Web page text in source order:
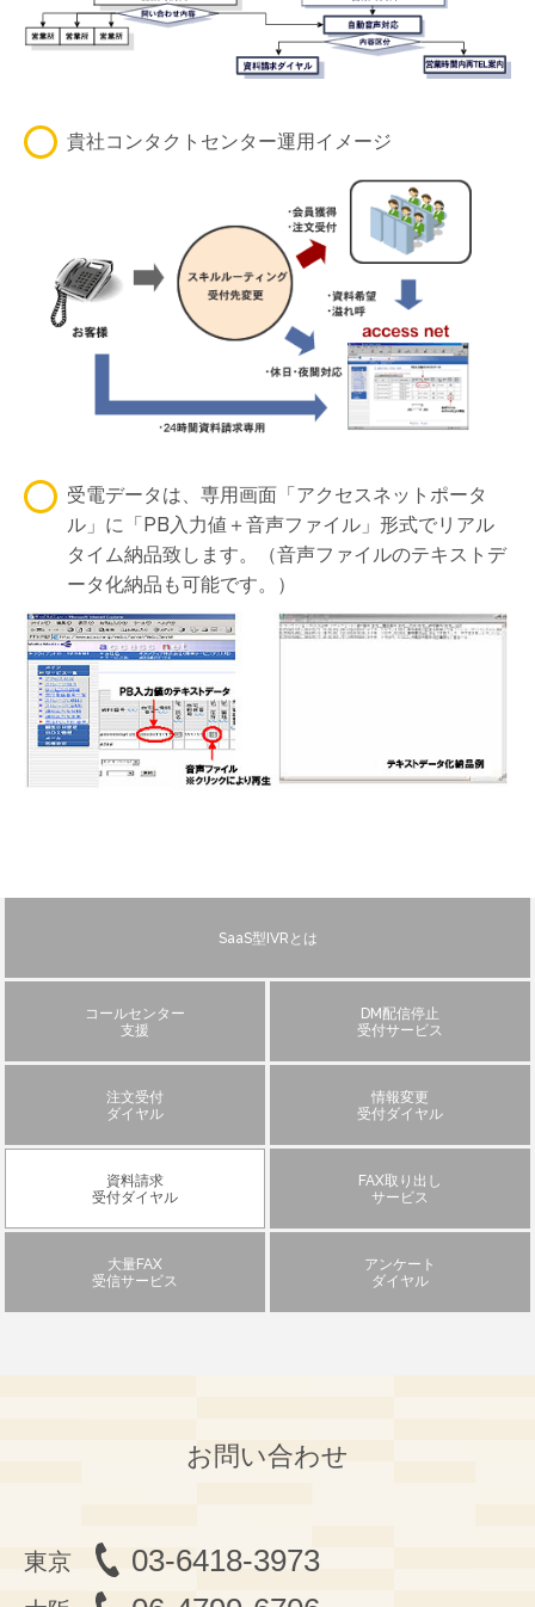
貴社コンタクトセンター運用イメージ
受電データは、専用画面「アクセスネットポータ
ル」に「PB入力値＋音声ファイル」形式でリアル
タイム納品致します。（音声ファイルのテキストデ
ータ化納品も可能です。）
SaaS型IVRとは
コールセンター
支援
DM配信停止
受付サービス
注文受付
ダイヤル
情報変更
受付ダイヤル
資料請求
受付ダイヤル
FAX取り出し
サービス
大量FAX
受信サービス
アンケート
ダイヤル
お問い合わせ
03-6418-3973